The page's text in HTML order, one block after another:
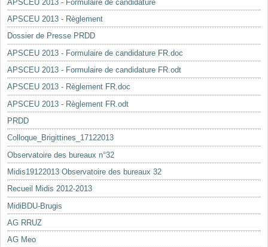
APSCEU 2013 - Formulaire de candidature
APSCEU 2013 - Règlement
Dossier de Presse PRDD
APSCEU 2013 - Formulaire de candidature FR.doc
APSCEU 2013 - Formulaire de candidature FR.odt
APSCEU 2013 - Règlement FR.doc
APSCEU 2013 - Règlement FR.odt
PRDD
Colloque_Brigittines_17122013
Observatoire des bureaux n°32
Midis19122013 Observatoire des bureaux 32
Recueil Midis 2012-2013
MidiBDU-Brugis
AG RRUZ
AG Meo